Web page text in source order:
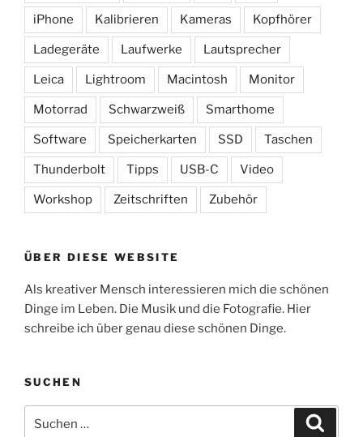
iPhone Kalibrieren Kameras Kopfhörer
Ladegeräte Laufwerke Lautsprecher
Leica Lightroom Macintosh Monitor
Motorrad Schwarzweiß Smarthome
Software Speicherkarten SSD Taschen
Thunderbolt Tipps USB-C Video
Workshop Zeitschriften Zubehör
ÜBER DIESE WEBSITE
Als kreativer Mensch interessieren mich die schönen
Dinge im Leben. Die Musik und die Fotografie. Hier
schreibe ich über genau diese schönen Dinge.
SUCHEN
nach: